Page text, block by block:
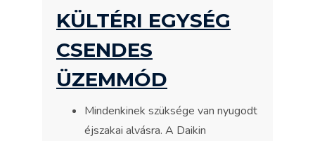
KÜLTÉRI EGYSÉG
CSENDES
ÜZEMMÓD
Mindenkinek szüksége van nyugodt
éjszakai alvásra. A Daikin